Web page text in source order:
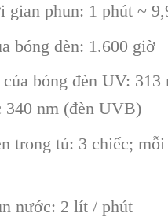
gian phun: 1 phút ~
bóng đèn: 1.600 giờ
bóng đèn UV: 313
340 nm (đèn UVB)
trong tủ: 3 chiếc;
nước: 2 lít / phút